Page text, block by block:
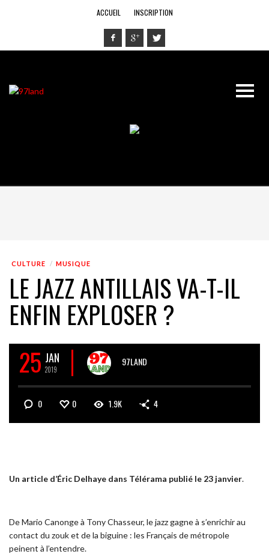
ACCUEIL INSCRIPTION
CULTURE MUSIQUE
LE JAZZ ANTILLAIS VA-T-IL
ENFIN EXPLOSER ?
25 JAN
2019
97LAND
0 0 1.9K 4
Un article d’Éric Delhaye dans Télérama publié le 23 janvier.
De Mario Canonge à Tony Chasseur, le jazz gagne à s’enrichir au
contact du zouk et de la biguine : les Français de métropole
peinent à l’entendre.